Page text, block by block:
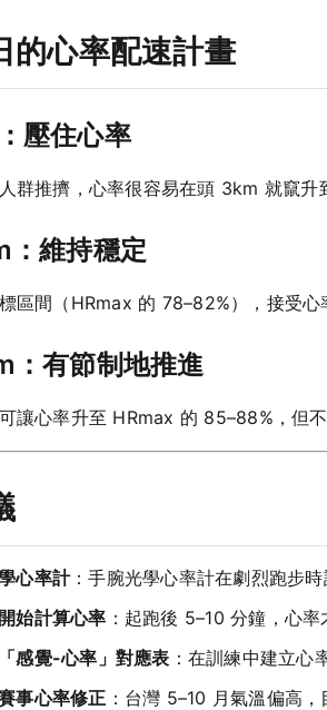
的心率配速計畫
壓住心率
群推擠，心率很容易在頭 3km 就竄
維持穩定
區間（HRmax 的 78–82%），接受心
有節制地推進
讓心率升至 HRmax 的 85–88%，但
心率計：手腕光學心率計在劇烈跑步
始計算心率 ：起跑後 5–10 分鐘，心
感覺-心率」對應表 ：在訓練中建立心
事心率修正 ：台灣 5–10 月氣溫偏高